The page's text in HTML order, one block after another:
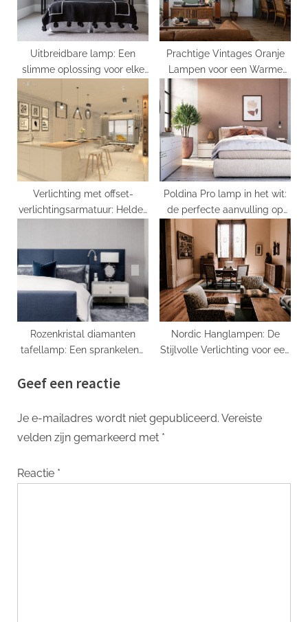
t
Uitbreidbare lamp: Een
slimme oplossing voor elke
ruimte
Prachtige Vintages Oranje
Lampen voor een Warme
Verlichting met offset-
verlichtingsarmatuur: Helder,
Poldina Pro lamp in het wit:
de perfecte aanvulling op
jouw interieur
Rozenkristal diamanten
tafellamp: Een sprankelend
Crystal Diamond Table
juweel in uw interieur)
Nordic Hanglampen: De
Stijlvolle Verlichting voor een
Geef een reactie
Je e-mailadres wordt niet gepubliceerd. Vereiste
velden zijn gemarkeerd met *
Reactie *